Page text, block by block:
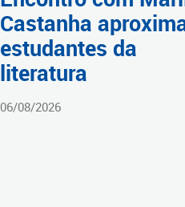
Castanha
estudantes da
literatura
06/08/2026